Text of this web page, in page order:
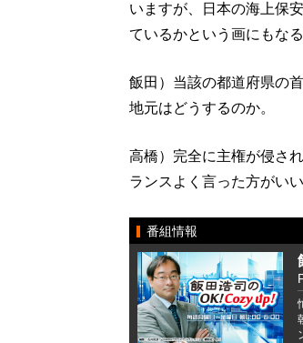
いますが、日本の海上保
ているかという画にもな
飯田）当該の都道府県の
地元はどうするのか。
高橋）完全に主権が侵さ
ランスよく言った方がい
番組情報